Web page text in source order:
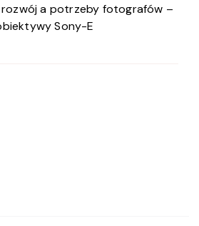
a potrzeby fotografów –
Sony-E